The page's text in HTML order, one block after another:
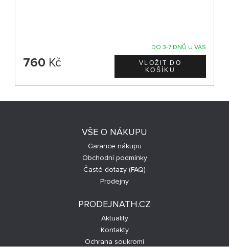
DO 3-7 DNŮ U VÁS
760 Kč
VŠE O NÁKUPU
Garance nákupu
Obchodní podmínky
Časté dotazy (FAQ)
Prodejny
PRODEJNATH.CZ
Aktuality
Kontakty
Ochrana soukromí